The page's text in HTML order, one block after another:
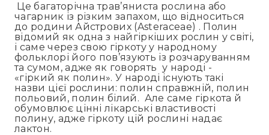
Це багаторічна трав’яниста рослина або
чагарник із різким запахом, що відноситься
до родини Айстрових (Asteraceae) . Полин
відомий як одна з найгіркіших рослин у світі,
і саме через свою гіркоту у народному
фольклорі його пов’язують із розчаруванням
та сумом, адже як говорять у народі -
«гіркий як полин». У народі існують такі
назви цієї рослини: полин справжній, полин
польовий, полин білий. Але саме гіркота й
обумовлює цінні лікарські властивості
полину, адже гіркоту цій рослині надає
лактон.